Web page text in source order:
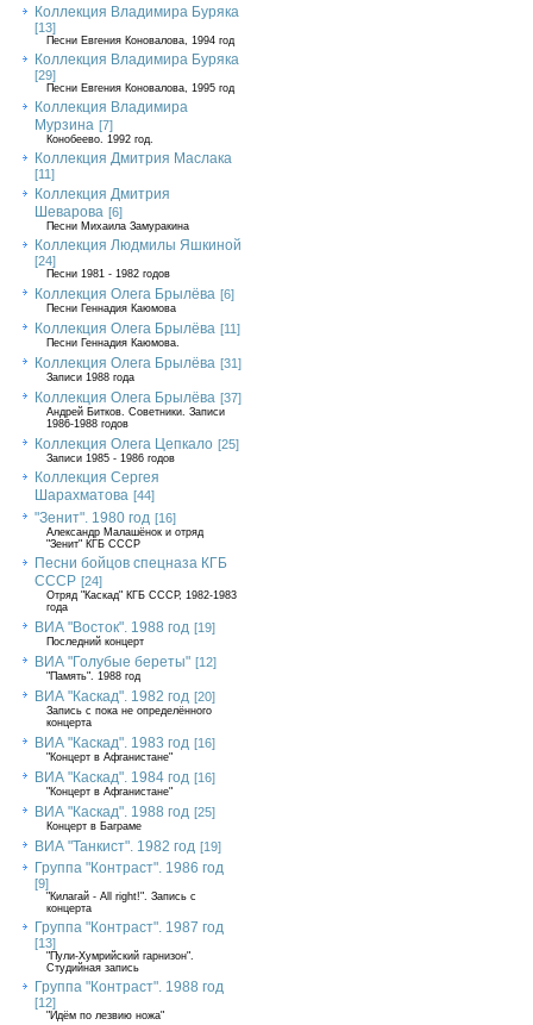
Коллекция Владимира Буряка
[13]
Песни Евгения Коновалова, 1994 год
Коллекция Владимира Буряка
[29]
Песни Евгения Коновалова, 1995 год
Коллекция Владимира
Мурзина [7]
Конобеево. 1992 год.
Коллекция Дмитрия Маслака
[11]
Коллекция Дмитрия
Шеварова [6]
Песни Михаила Замуракина
Коллекция Людмилы Яшкиной
[24]
Песни 1981 - 1982 годов
Коллекция Олега Брылёва [6]
Песни Геннадия Каюмова
Коллекция Олега Брылёва [11]
Песни Геннадия Каюмова.
Коллекция Олега Брылёва [31]
Записи 1988 года
Коллекция Олега Брылёва [37]
Андрей Битков. Советники. Записи
1986-1988 годов
Коллекция Олега Цепкало [25]
Записи 1985 - 1986 годов
Коллекция Сергея
Шарахматова [44]
"Зенит". 1980 год [16]
Александр Малашёнок и отряд
"Зенит" КГБ СССР
Песни бойцов спецназа КГБ
СССР [24]
Отряд "Каскад" КГБ СССР, 1982-1983
года
ВИА "Восток". 1988 год [19]
Последний концерт
ВИА "Голубые береты" [12]
"Память". 1988 год
ВИА "Каскад". 1982 год [20]
Запись с пока не определённого
концерта
ВИА "Каскад". 1983 год [16]
"Концерт в Афганистане"
ВИА "Каскад". 1984 год [16]
"Концерт в Афганистане"
ВИА "Каскад". 1988 год [25]
Концерт в Баграме
ВИА "Танкист". 1982 год [19]
Группа "Контраст". 1986 год
[9]
"Килагай - All right!". Запись с
концерта
Группа "Контраст". 1987 год
[13]
"Пули-Хумрийский гарнизон".
Студийная запись
Группа "Контраст". 1988 год
[12]
"Идём по лезвию ножа"